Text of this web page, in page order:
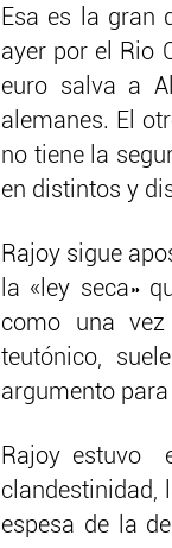
Esa es la gran
ayer por el Rio
euro salva a
alemanes. El
no tiene la
en distintos y
Rajoy sigue
la «ley seca»
como una
teutónico,
argumento
Rajoy estuvo
clandestinidad,
espesa de la